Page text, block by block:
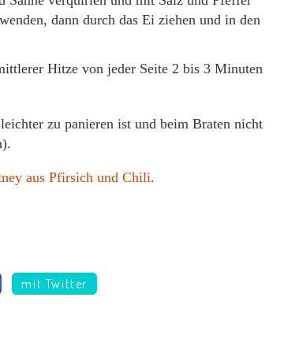
dann durch das Ei ziehen und in den
Hitze von jeder Seite 2 bis 3 Minuten
zu panieren ist und beim Braten nicht
aus Pfirsich und Chili.
mit Twitter